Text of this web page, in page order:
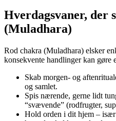
Hverdagsvaner, der
(Muladhara)
Rod chakra (Muladhara) elsker
konsekvente handlinger kan gøre
Skab morgen- og
og samlet.
Spis nærende, gerne lidt
“svævende” (rodfrugter,
Hold orden i dit hjem –